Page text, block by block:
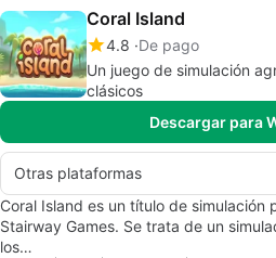
Coral Island
4.8 De pago
Un juego de simulación
clásicos
Descargar para
Otras plataformas
Coral Island es un título de simulación
Stairway Games. Se trata de un
los…